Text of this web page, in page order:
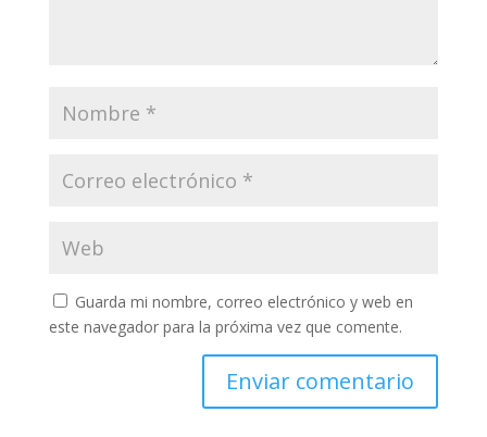
Guarda mi nombre, correo electrónico y web en
este navegador para la próxima vez que comente.